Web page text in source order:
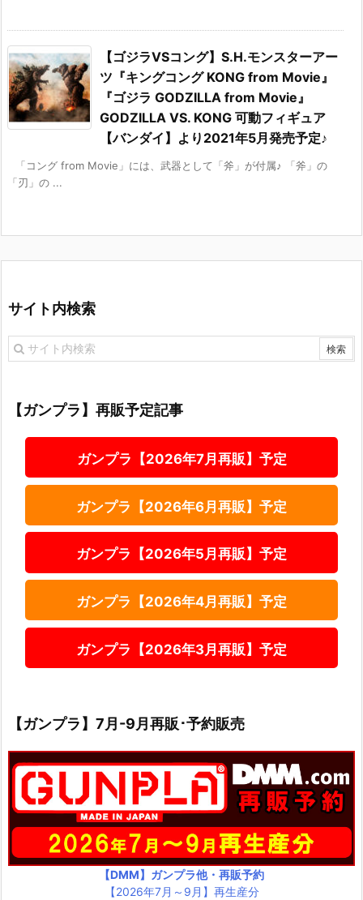
【ゴジラVSコング】S.H.モンスターアー
ツ『キングコング KONG from Movie』
『ゴジラ GODZILLA from Movie』
GODZILLA VS. KONG 可動フィギュア
【バンダイ】より2021年5月発売予定♪
「コング from Movie」には、武器として「斧」が付属♪ 「斧」の
「刃」の ...
サイト内検索
【ガンプラ】再販予定記事
ガンプラ【2026年7月再販】予定
ガンプラ【2026年6月再販】予定
ガンプラ【2026年5月再販】予定
ガンプラ【2026年4月再販】予定
ガンプラ【2026年3月再販】予定
【ガンプラ】7月-9月再販･予約販売
【DMM】ガンプラ他・再販予約
【2026年7月～9月】再生産分